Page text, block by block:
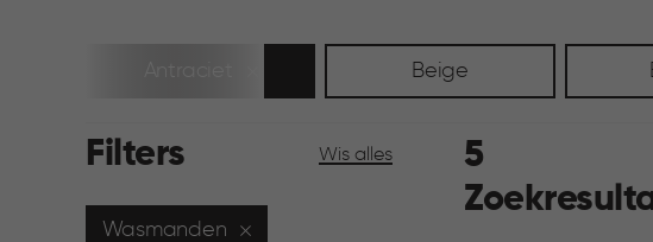
Beige
Filters Wis alles
Wasmanden
5